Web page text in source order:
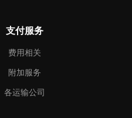
支付服务
费用相关
附加服务
各运输公司